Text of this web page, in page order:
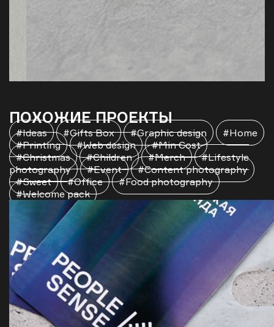
ПОХОЖИЕ ПРОЕКТЫ
#Ideas #Gifts Box #Graphic design
#Home
#Printing
#Web design
#Min Cost
#Christmas
#Children #Merch
#Lifestyle
photography
#Event
#Content photography
#Sweet
#Office
#Food photography
#Welcome pack